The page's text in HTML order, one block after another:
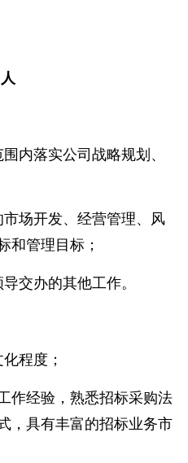
内落实公司战略规划、
场开发、经营管理、风
和管理目标；
交办的其他工作。
程度；
作经验，熟悉招标采购法
，具有丰富的招标业务市